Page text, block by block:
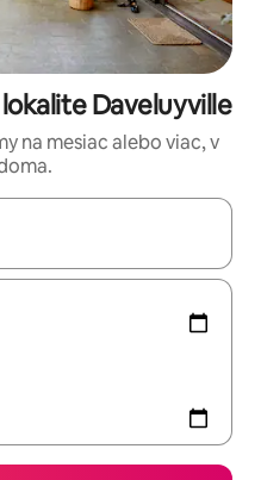
Daveluyville
na mesiac alebo viac, v
môžete si ich prechádzať